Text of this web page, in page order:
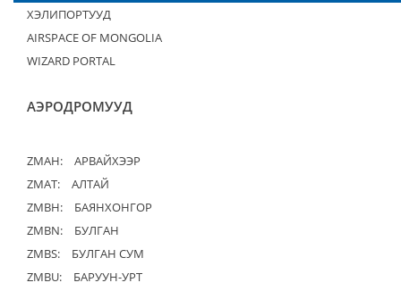
ХЭЛИПОРТУУД
AIRSPACE OF MONGOLIA
WIZARD PORTAL
АЭРОДРОМУУД
ZMAH:
АРВАЙХЭЭР
ZMAT:
АЛТАЙ
ZMBH:
БАЯНХОНГОР
ZMBN:
БУЛГАН
ZMBS:
БУЛГАН СУМ
ZMBU:
БАРУУН-УРТ